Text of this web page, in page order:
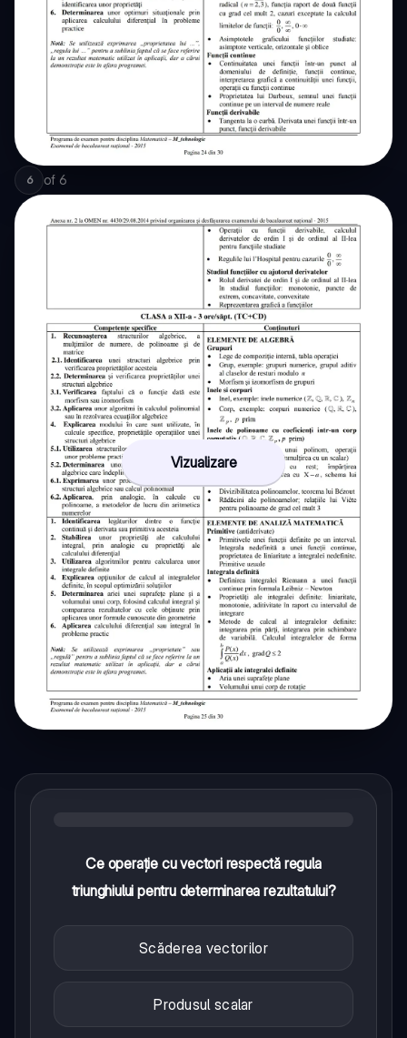
6 of 6
Vizualizare
Ce operație cu vectori respectă regula
triunghiului pentru determinarea rezultatului?
Scăderea vectorilor
Produsul scalar